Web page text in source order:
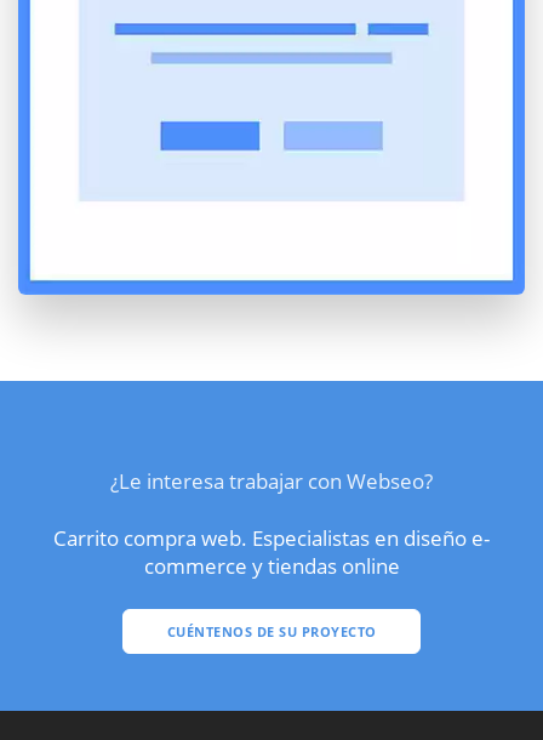
¿Le interesa trabajar con Webseo?
Carrito compra web. Especialistas en diseño e-
commerce y tiendas online
CUÉNTENOS DE SU PROYECTO